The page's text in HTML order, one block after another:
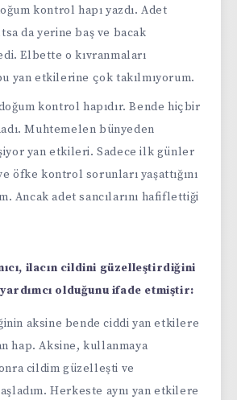
kontrol hapı yazdı. Adet
da yerine baş ve bacak
Elbette o kıvranmaları
yan etkilerine çok takılmıyorum.
kontrol hapıdır. Bende hiçbir
Muhtemelen bünyeden
yan etkileri. Sadece ilk günler
öfke kontrol sorunları yaşattığını
Ancak adet sancılarını hafiflettiği
ilacın cildini güzelleştirdiğini
olduğunu ifade etmiştir:
aksine bende ciddi yan etkilere
hap. Aksine, kullanmaya
cildim güzelleşti ve
Herkeste aynı yan etkilere